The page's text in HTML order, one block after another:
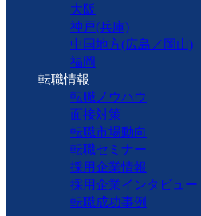
大阪
神戸(兵庫)
中国地方(広島／岡山)
福岡
転職情報
転職ノウハウ
面接対策
転職市場動向
転職セミナー
採用企業情報
採用企業インタビュー
転職成功事例